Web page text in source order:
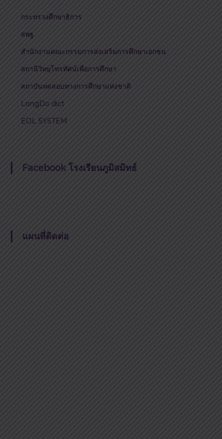
กระทรวงศึกษาธิการ
สพฐ.
สำนักงานคณะกรรมการส่งเสริมการศึกษาเอกชน
สถานีวิทยุโทรทัศน์เพื่อการศึกษา
สถาบันทดสอบทางการศึกษาแห่งชาติ
LongDo dict
EOL SYSTEM
Facebook โรงเรียนภูมิสมิทธ์
แผนที่ติดต่อ